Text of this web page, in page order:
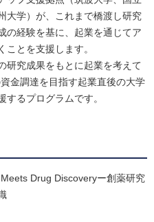
大学）が、これまで橋渡し研究
の経験を基に、起業を通じてア
とを支援します。
研究成果をもとに起業を考えて
金調達を目指す起業直後の大学
るプログラムです。
Drug Discoveryー創薬研究